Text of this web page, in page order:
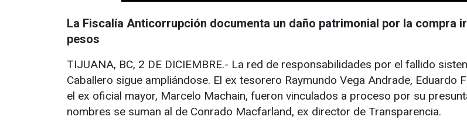
La Fiscalía Anticorrupción documenta un daño patrimonial por la compra
pesos
TIJUANA, BC, 2 DE DICIEMBRE.- La red de responsabilidades por el fallido
Caballero sigue ampliándose. El ex tesorero Raymundo Vega Andrade,
el ex oficial mayor, Marcelo Machain, fueron vinculados a proceso por su
nombres se suman al de Conrado Macfarland, ex director de Transparencia.